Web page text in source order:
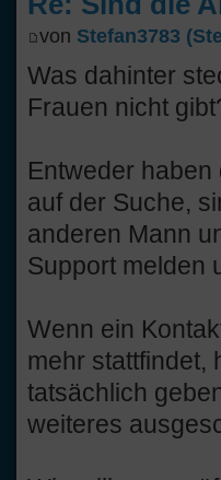
von Stefan3783
Was dahinter
Frauen nicht
Entweder
auf der Suche,
anderen Mann
Support melden
Wenn ein
mehr stattfindet,
tatsächlich
weiteres